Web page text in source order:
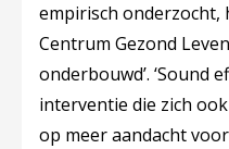
empirisch onderzocht,
Centrum Gezond
onderbouwd’. ‘Sound
interventie die zich
op meer aandacht